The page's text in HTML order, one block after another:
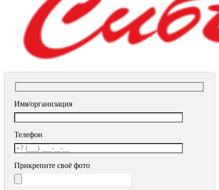
Имя/организация
Телефон
Прикрепите своё фото